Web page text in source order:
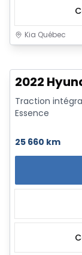
Kia Québec
2022
Traction
Essence
25 660 km